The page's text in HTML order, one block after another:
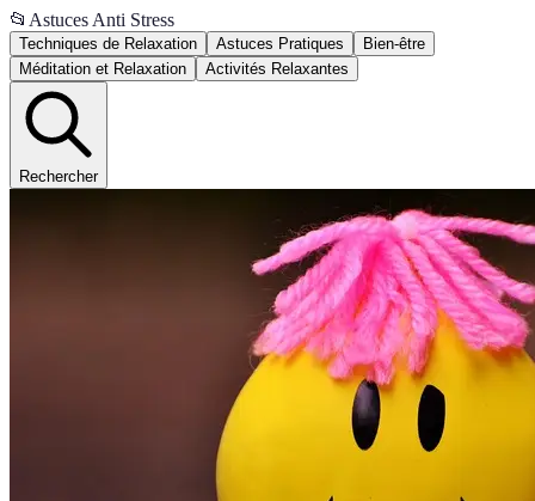
📂 Astuces Anti Stress
Techniques de Relaxation Astuces Pratiques
Bien-être
Méditation et Relaxation
Activités Relaxantes
Rechercher